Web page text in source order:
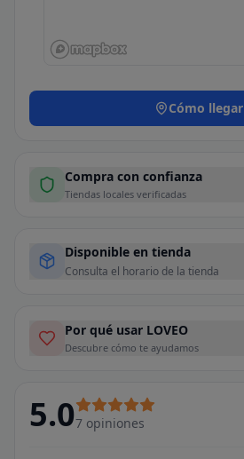
Cómo llegar
Compra con confianza
Tiendas locales verificadas
Disponible en tienda
Consulta el horario de la tienda
Por qué usar LOVEO
Descubre cómo te ayudamos
5.07 opiniones